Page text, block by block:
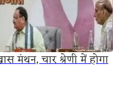
मंथन, चार श्रेणी में होगा